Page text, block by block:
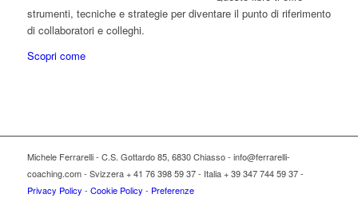
strumenti, tecniche e strategie per diventare il punto di riferimento
di collaboratori e colleghi.
Scopri come
Michele Ferrarelli - C.S. Gottardo 85, 6830 Chiasso - info@ferrarelli-
coaching.com - Svizzera + 41 76 398 59 37 - Italia + 39 347 744 59 37 -
Privacy Policy - Cookie Policy - Preferenze